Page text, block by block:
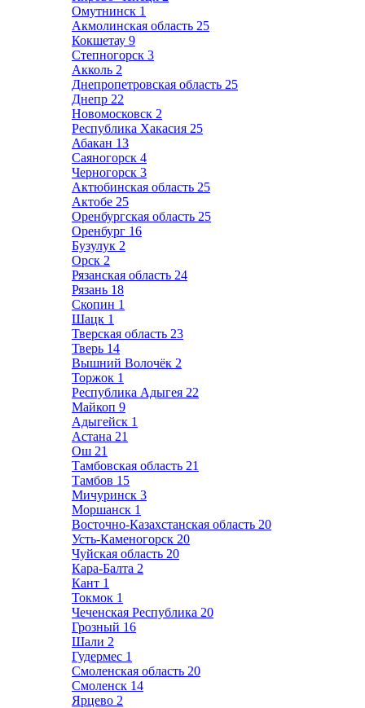
Омутнинск 1
Акмолинская область 25
Кокшетау 9
Степногорск 3
Акколь 2
Днепропетровская область 25
Днепр 22
Новомосковск 2
Республика Хакасия 25
Абакан 13
Саяногорск 4
Черногорск 3
Актюбинская область 25
Актобе 25
Оренбургская область 25
Оренбург 16
Бузулук 2
Орск 2
Рязанская область 24
Рязань 18
Скопин 1
Шацк 1
Тверская область 23
Тверь 14
Вышний Волочёк 2
Торжок 1
Республика Адыгея 22
Майкоп 9
Адыгейск 1
Астана 21
Ош 21
Тамбовская область 21
Тамбов 15
Мичуринск 3
Моршанск 1
Восточно-Казахстанская область 20
Усть-Каменогорск 20
Чуйская область 20
Кара-Балта 2
Кант 1
Токмок 1
Чеченская Республика 20
Грозный 16
Шали 2
Гудермес 1
Смоленская область 20
Смоленск 14
Ярцево 2